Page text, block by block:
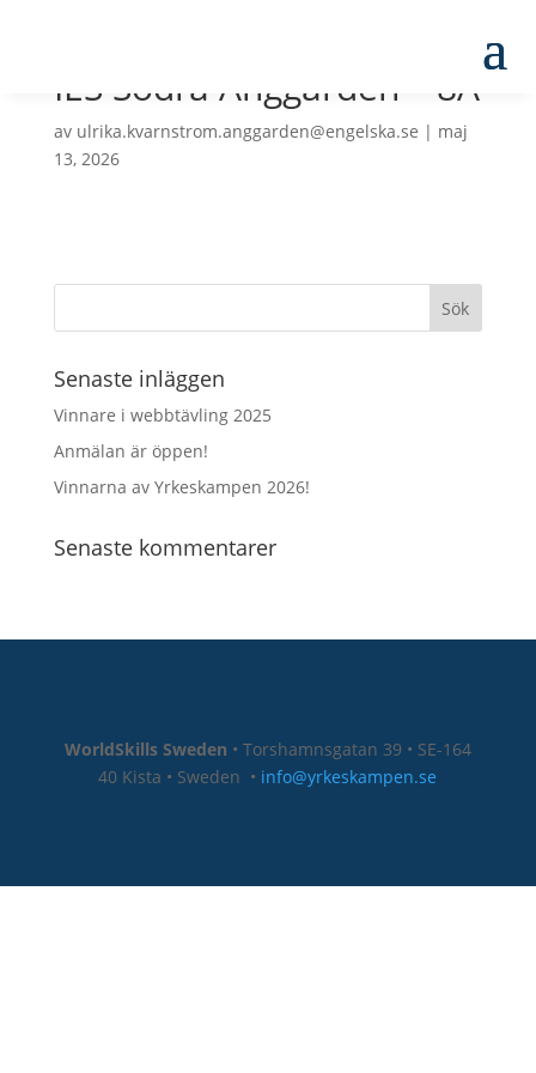
IES Södra Änggården – 8A
av ulrika.kvarnstrom.anggarden@engelska.se | maj
13, 2026
Senaste inläggen
Vinnare i webbtävling 2025
Anmälan är öppen!
Vinnarna av Yrkeskampen 2026!
Senaste kommentarer
WorldSkills Sweden • Torshamnsgatan 39 • SE-164
40 Kista • Sweden • info@yrkeskampen.se